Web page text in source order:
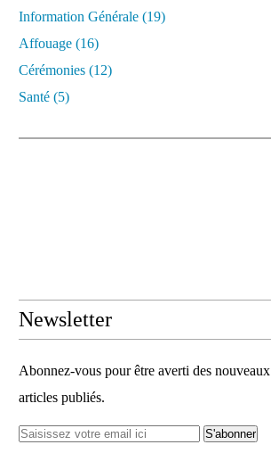
Information Générale (19)
Affouage (16)
Cérémonies (12)
Santé (5)
Newsletter
Abonnez-vous pour être averti des nouveaux
articles publiés.